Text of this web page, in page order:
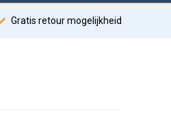
Gratis retour mogelijkheid